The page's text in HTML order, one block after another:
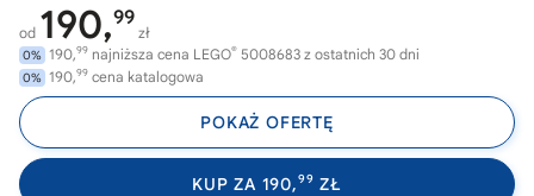
od 190,99
zł
0% 190,99 najniższa cena LEGO® 5008683 z ostatnich 30 dni
0% 190,99 cena katalogowa
POKAŻ OFERTĘ
KUP ZA 190,99 ZŁ